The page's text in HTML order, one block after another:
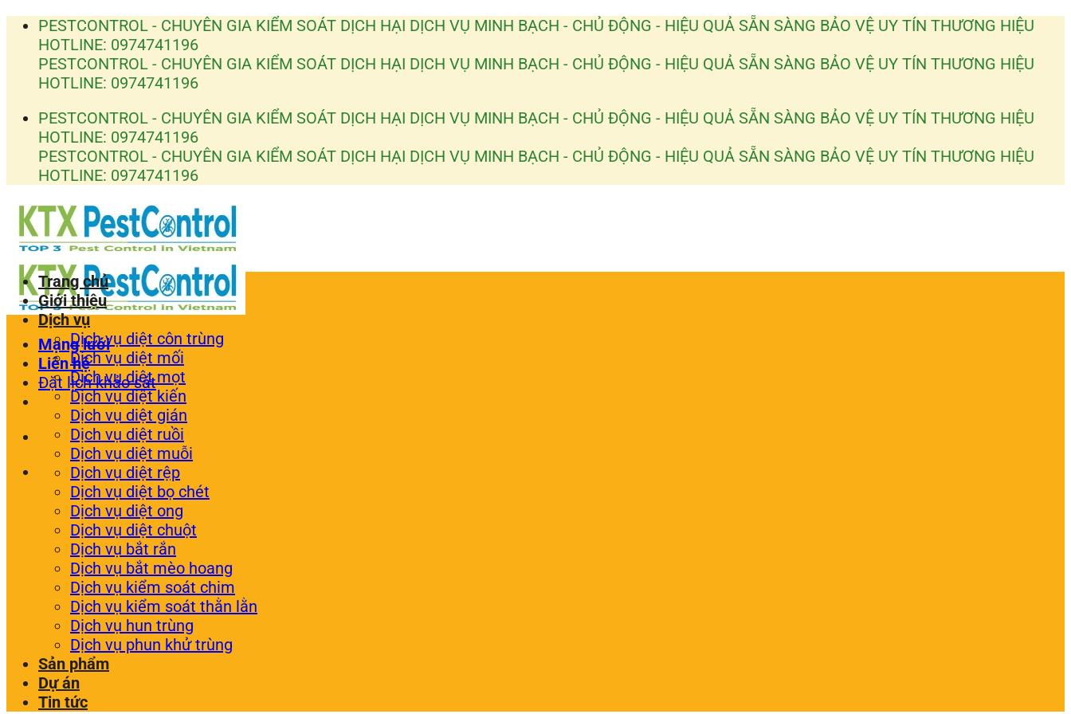
Bỏ
dung
PESTCONTROL - CHUYÊN GIA KIỂM SOÁT DỊCH HẠI DỊCH VỤ MINH BẠCH - CHỦ ĐỘNG - HIỆU QUẢ SẴN SÀNG BẢO VỆ UY TÍN THƯƠNG HIỆU
HOTLINE: 0974741196
PESTCONTROL - CHUYÊN GIA KIỂM SOÁT DỊCH HẠI DỊCH VỤ MINH BẠCH - CHỦ ĐỘNG - HIỆU QUẢ SẴN SÀNG BẢO VỆ UY TÍN THƯƠNG HIỆU
HOTLINE: 0974741196
PESTCONTROL - CHUYÊN GIA KIỂM SOÁT DỊCH HẠI DỊCH VỤ MINH BẠCH - CHỦ ĐỘNG - HIỆU QUẢ SẴN SÀNG BẢO VỆ UY TÍN THƯƠNG HIỆU
HOTLINE: 0974741196
PESTCONTROL - CHUYÊN GIA KIỂM SOÁT DỊCH HẠI DỊCH VỤ MINH BẠCH - CHỦ ĐỘNG - HIỆU QUẢ SẴN SÀNG BẢO VỆ UY TÍN THƯƠNG HIỆU
HOTLINE: 0974741196
Mạng lưới
Liên hệ
Đặt lịch khảo sát
Trang chủ
Giới thiệu
Dịch vụ
Dịch vụ diệt côn trùng
Dịch vụ diệt mối
Dịch vụ diệt mọt
Dịch vụ diệt kiến
Dịch vụ diệt gián
Dịch vụ diệt ruồi
Dịch vụ diệt muỗi
Dịch vụ diệt rệp
Dịch vụ diệt bọ chét
Dịch vụ diệt ong
Dịch vụ diệt chuột
Dịch vụ bắt rắn
Dịch vụ bắt mèo hoang
Dịch vụ kiểm soát chim
Dịch vụ kiểm soát thằn lằn
Dịch vụ hun trùng
Dịch vụ phun khử trùng
Sản phẩm
Dự án
Tin tức